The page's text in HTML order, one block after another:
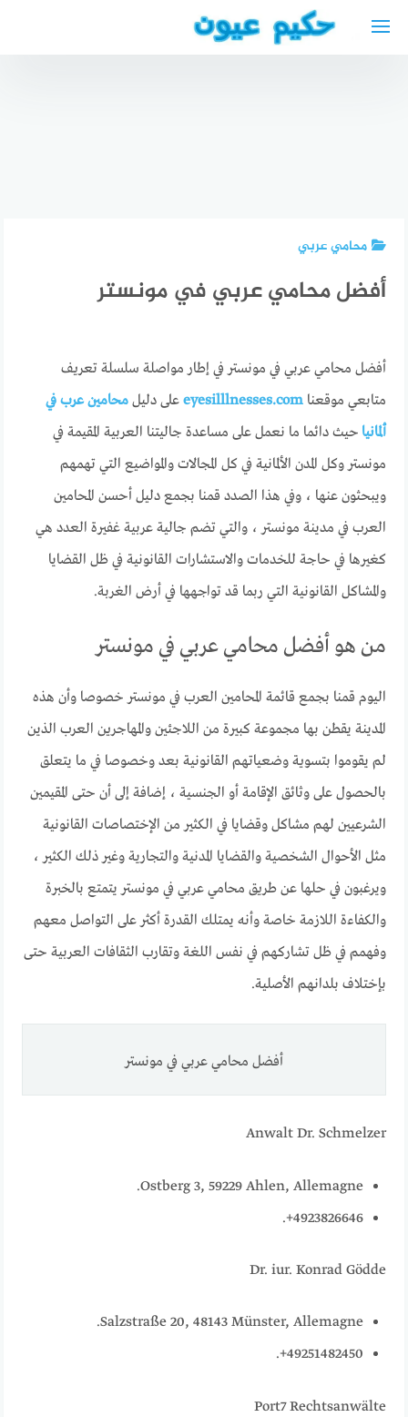
محامي عربي
أفضل محامي عربي في مونستر
أفضل محامي عربي في مونستر في إطار مواصلة سلسلة تعريف
متابعي موقعناeyesilllnesses.com على دليلمحامين عرب في
ألمانيا حيث دائما ما نعمل على مساعدة جاليتنا العربية المقيمة في
مونستر وكل المدن الألمانية في كل المجالات والمواضيع التي تهمهم
ويبحثون عنها ، وفي هذا الصدد قمنا بجمع دليل أحسن المحامين
العرب في مدينة مونستر ، والتي تضم جالية عربية غفيرة العدد هي
كغيرها في حاجة للخدمات والاستشارات القانونية في ظل القضايا
والمشاكل القانونية التي ربما قد تواجهها في أرض الغربة.
من هو أفضل محامي عربي في مونستر
اليوم قمنا بجمع قائمة المحامين العرب في مونستر خصوصا وأن هذه
المدينة يقطن بها مجموعة كبيرة من اللاجئين والمهاجرين العرب الذين
لم يقوموا بتسوية وضعياتهم القانونية بعد وخصوصا في ما يتعلق
بالحصول على وثائق الإقامة أو الجنسية ، إضافة إلى أن حتى المقيمين
الشرعيين لهم مشاكل وقضايا في الكثير من الإختصاصات القانونية
مثل الأحوال الشخصية والقضايا المدنية والتجارية وغير ذلك الكثير ،
ويرغبون في حلها عن طريق محامي عربي في مونستر يتمتع بالخبرة
والكفاءة اللازمة خاصة وأنه يمتلك القدرة أكثر على التواصل معهم
وفهمم في ظل تشاركهم في نفس اللغة وتقارب الثقافات العربية حتى
بإختلاف بلدانهم الأصلية.
أفضل محامي عربي في مونستر
Anwalt Dr. Schmelzer
Ostberg 3, 59229 Ahlen, Allemagne.
4923826646+.
Dr. iur. Konrad Gödde
Salzstraße 20, 48143 Münster, Allemagne.
49251482450+.
Port7 Rechtsanwälte